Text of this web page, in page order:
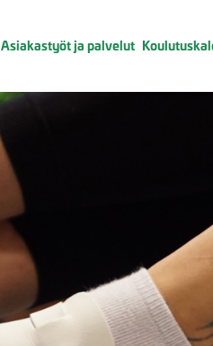
Asiakastyöt ja palvelut